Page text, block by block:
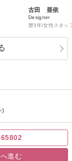
古田 亜依
Designer
歴3年/女性スタッ
)
進む